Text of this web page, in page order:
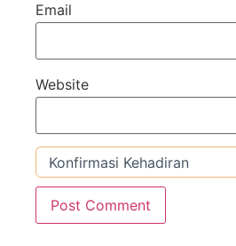
Email
Website